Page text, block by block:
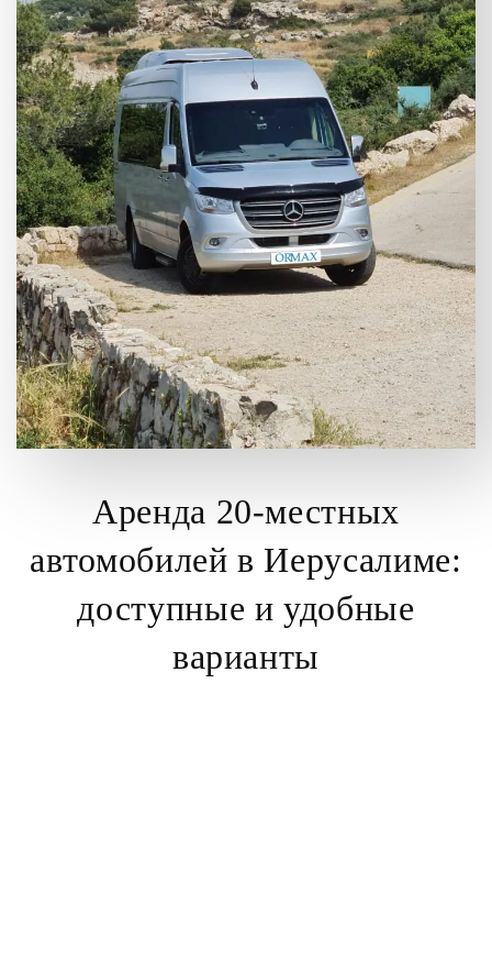
Аренда 20-местных
автомобилей в Иерусалиме:
доступные и удобные
варианты